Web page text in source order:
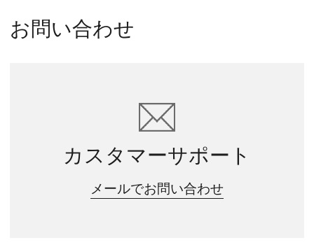
お問い合わせ
カスタマーサポート
メールでお問い合わせ